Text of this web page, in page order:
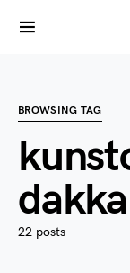
BROWSING TAG
22 posts